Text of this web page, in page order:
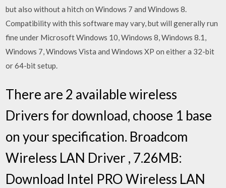
but also without a hitch on Windows 7 and Windows 8.
Compatibility with this software may vary, but will generally run
fine under Microsoft Windows 10, Windows 8, Windows 8.1,
Windows 7, Windows Vista and Windows XP on either a 32-bit
or 64-bit setup.
There are 2 available wireless
Drivers for download, choose 1 base
on your specification. Broadcom
Wireless LAN Driver , 7.26MB:
Download Intel PRO Wireless LAN